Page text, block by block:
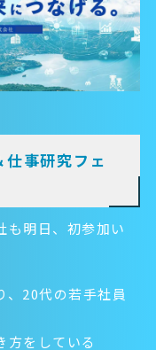
仕事研究フェ
も明日、初参加い
、20代の若手社員
方をしている